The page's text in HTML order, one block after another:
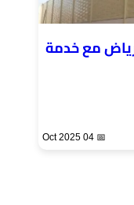
مع خدمة
📅 04 Oct 2025